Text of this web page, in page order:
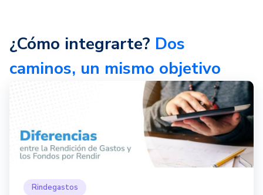
¿Cómo integrarte? Dos
caminos, un mismo objetivo
Rindegastos